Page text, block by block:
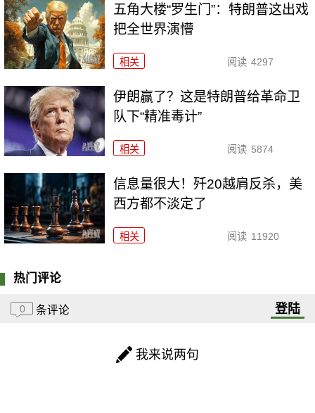
五角大楼“罗生门”：特朗普这出戏
把全世界演懵
相关 阅读 4297
伊朗赢了？这是特朗普给革命卫
队下“精准毒计”
相关 阅读 5874
信息量很大！歼20越肩反杀，美
西方都不淡定了
相关 阅读 11920
热门评论
0 条评论 登陆
我来说两句